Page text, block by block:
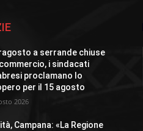
a serrande chiuse
i sindacati
proclamano lo
per il 15 agosto
2026
Campana: «La Regione